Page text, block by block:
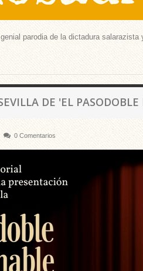
parodia de la dictadura
DE 'EL
0 Comentarios